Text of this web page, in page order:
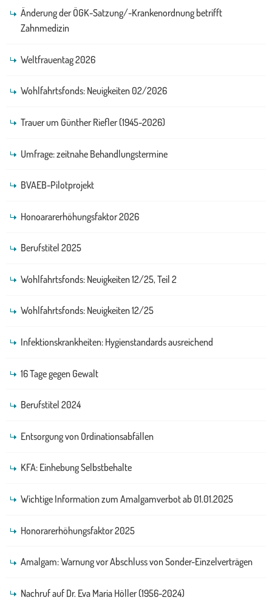
Änderung der ÖGK-Satzung/-Krankenordnung betrifft
Zahnmedizin
Weltfrauentag 2026
Wohlfahrtsfonds: Neuigkeiten 02/2026
Trauer um Günther Riefler (1945-2026)
Umfrage: zeitnahe Behandlungstermine
BVAEB-Pilotprojekt
Honoararerhöhungsfaktor 2026
Berufstitel 2025
Wohlfahrtsfonds: Neuigkeiten 12/25, Teil 2
Wohlfahrtsfonds: Neuigkeiten 12/25
Infektionskrankheiten: Hygienstandards ausreichend
16 Tage gegen Gewalt
Berufstitel 2024
Entsorgung von Ordinationsabfällen
KFA: Einhebung Selbstbehalte
Wichtige Information zum Amalgamverbot ab 01.01.2025
Honorarerhöhungsfaktor 2025
Amalgam: Warnung vor Abschluss von Sonder-Einzelverträgen
Nachruf auf Dr. Eva Maria Höller (1956-2024)